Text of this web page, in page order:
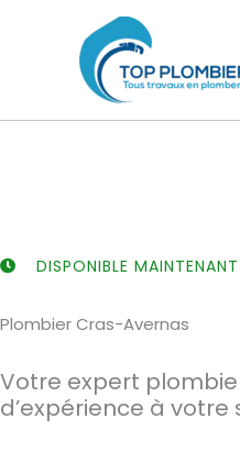
DISPONIBLE MAINTENANT
Plombier Cras-Avernas
Votre expert
d’expérience à votre